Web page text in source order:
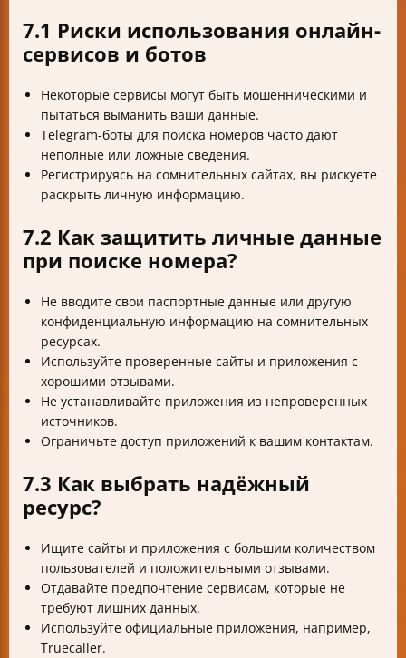
7.1 Риски использования онлайн-
сервисов и ботов
Некоторые сервисы могут быть мошенническими и
пытаться выманить ваши данные.
Telegram-боты для поиска номеров часто дают
неполные или ложные сведения.
Регистрируясь на сомнительных сайтах, вы рискуете
раскрыть личную информацию.
7.2 Как защитить личные данные
при поиске номера?
Не вводите свои паспортные данные или другую
конфиденциальную информацию на сомнительных
ресурсах.
Используйте проверенные сайты и приложения с
хорошими отзывами.
Не устанавливайте приложения из непроверенных
источников.
Ограничьте доступ приложений к вашим контактам.
7.3 Как выбрать надёжный
ресурс?
Ищите сайты и приложения с большим количеством
пользователей и положительными отзывами.
Отдавайте предпочтение сервисам, которые не
требуют лишних данных.
Используйте официальные приложения, например,
Truecaller.